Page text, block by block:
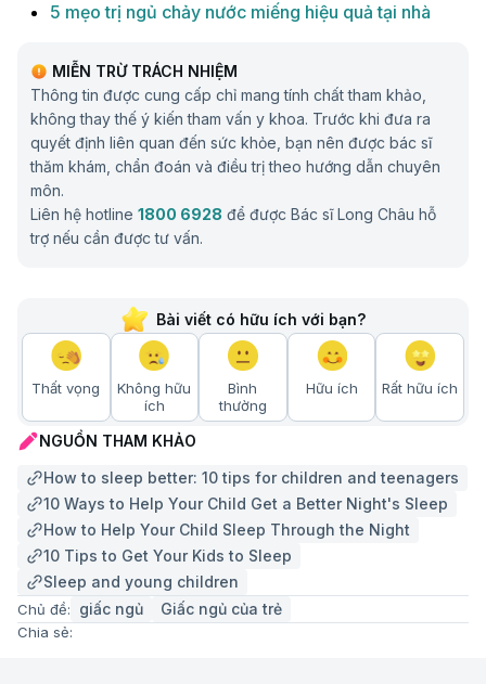
5 mẹo trị ngủ chảy nước miếng hiệu quả tại nhà
MIỄN TRỪ TRÁCH NHIỆM
Thông tin được cung cấp chỉ mang tính chất tham khảo,
không thay thế ý kiến tham vấn y khoa. Trước khi đưa ra
quyết định liên quan đến sức khỏe, bạn nên được bác sĩ
thăm khám, chẩn đoán và điều trị theo hướng dẫn chuyên
môn.
Liên hệ hotline 1800 6928 để được Bác sĩ Long Châu hỗ
trợ nếu cần được tư vấn.
Bài viết có hữu ích với bạn?
Thất vọng
Không hữu
ích
Bình
thường
Hữu ích Rất hữu ích
NGUỒN THAM KHẢO
How to sleep better: 10 tips for children and teenagers
10 Ways to Help Your Child Get a Better Night's Sleep
How to Help Your Child Sleep Through the Night
10 Tips to Get Your Kids to Sleep
Sleep and young children
Chủ đề: giấc ngủ Giấc ngủ của trẻ
Chia sẻ: